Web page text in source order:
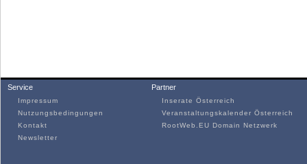
Service
Impressum
Nutzungsbedingungen
Kontakt
Newsletter
Partner
Inserate Österreich
Veranstaltungskalender Österreich
RootWeb.EU Domain Netzwerk